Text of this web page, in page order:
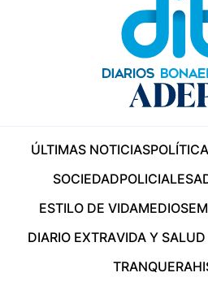
ÚLTIMAS NOTICIASPOLÍTICA
SOCIEDADPOLICIALES
ESTILO DE VIDAMEDIOS
DIARIO EXTRAVIDA Y SALUD
TRANQUERA